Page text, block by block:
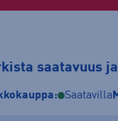
saatavuus
Saatavilla